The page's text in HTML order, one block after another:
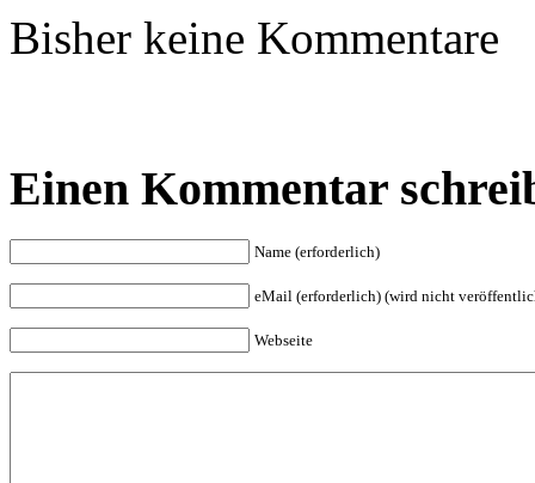
Bisher keine Kommentare
Einen Kommentar
Name (erforderlich)
eMail (erforderlich) (wird nicht
Webseite